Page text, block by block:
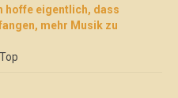
hoffe eigentlich, dass
mehr Musik zu